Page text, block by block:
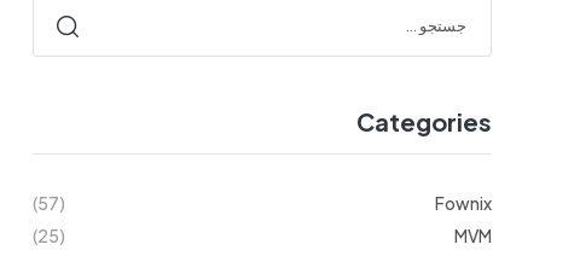
Categories
Fownix
(57)
MVM
(25)